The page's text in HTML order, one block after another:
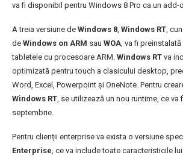
va fi disponibil pentru Windows 8 Pro ca un add-
A treia versiune de Windows 8, Windows RT,
de Windows on ARM sau WOA, va fi preinstalată
tabletele cu procesoare ARM. Windows RT va
optimizată pentru touch a clasicului desktop,
Word, Excel, Powerpoint și OneNote. Pentru
Windows RT, se utilizează un nou runtime, ce
septembrie.
Pentru clienții enterprise va exista o versiune
Enterprise, ce va include toate caracteristicile